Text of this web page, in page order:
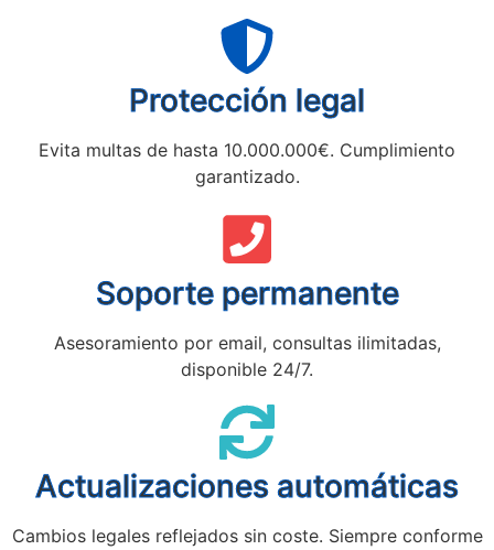
Protección legal
Evita multas de hasta 10.000.000€. Cumplimiento
garantizado.
Soporte permanente
Asesoramiento por email, consultas ilimitadas,
disponible 24/7.
Actualizaciones automáticas
Cambios legales reflejados sin coste. Siempre conforme